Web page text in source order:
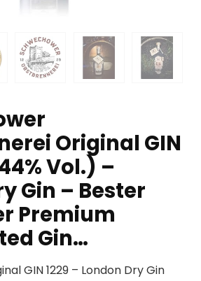
Original GIN
Vol.) –
Gin – Bester
Premium
Gin…
GIN 1229 – London Dry Gin